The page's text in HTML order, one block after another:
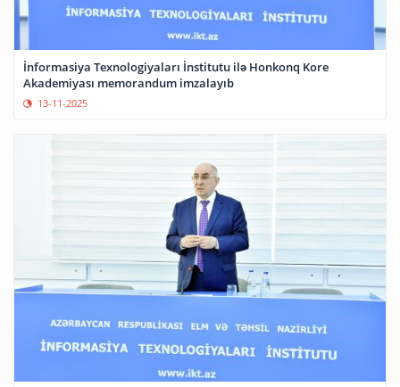
İnformasiya Texnologiyaları İnstitutu ilə Honkonq Kore
Akademiyası memorandum imzalayıb
13-11-2025